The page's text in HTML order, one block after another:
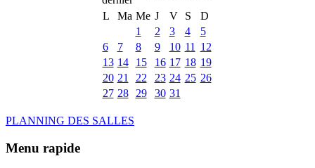
L
Ma Me J V S
D
1
2 3 4
5
6
7 8 9 10 11
12
13 14 15 16 17 18 19
20 21 22 23 24 25 26
27 28 29 30 31
PLANNING DES SALLES
Menu rapide